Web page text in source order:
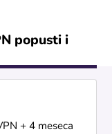
popusti i
+ 4 meseca